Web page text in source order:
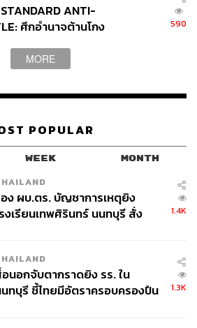
ANTI-
ศึกอำนาจต้านโกง
590
MORE
POPULAR
WEEK MONTH
ง ผบ.ตร. บัญชาการเหตุยิง
งเรียนเทพศิรินทร์ นนทบุรี สั่ง
1.4K
นอกจับตากราดยิง รร. ใน
ทบุรี ชี้ไทยมีอัตราครอบครองปืน
1.3K